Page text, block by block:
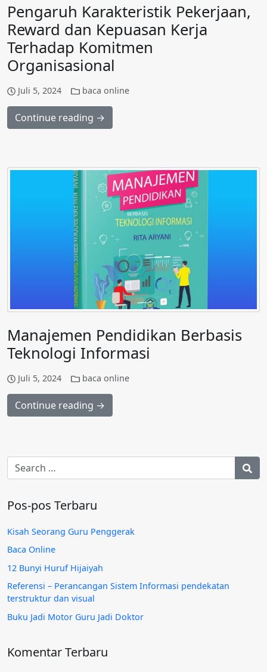
Pengaruh Karakteristik Pekerjaan,
Reward dan Kepuasan Kerja
Terhadap Komitmen
Organisasional
Juli 5, 2024 baca online
Continue reading →
Manajemen Pendidikan Berbasis
Teknologi Informasi
Juli 5, 2024 baca online
Continue reading →
Pos-pos Terbaru
Kisah Seorang Guru Penggerak
Baca Online
12 Bunyi Huruf Hijaiyah
Referensi – Perancangan Sistem Informasi pendekatan
terstruktur dan visual
Buku Jadi Motor Guru Jadi Doktor
Komentar Terbaru